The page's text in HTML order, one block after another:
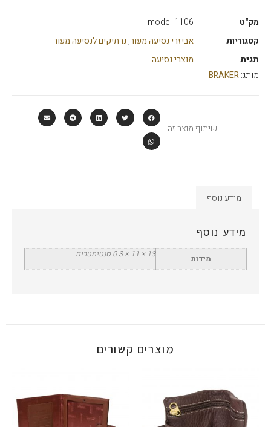
מק"ט
model-1106
קטגוריות
אביזרי נסיעה מעור, נרתיקים לנסיעה מעור
תגית
מוצרי נסיעה
מותג:BRAKER
שיתוף מוצר זה
מידע נוסף
מידע נוסף
מידות 13 × 11 × 0.3 סנטימטרים
מוצרים קשורים